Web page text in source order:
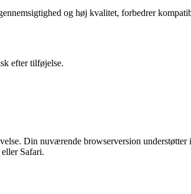
og høj kvalitet, forbedrer
efter tilføjelse.
Din nuværende browserversion
Safari.